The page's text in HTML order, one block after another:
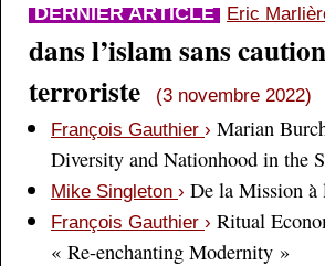
DERNIER ARTICLE Eric
dans l’islam sans
terroriste
(3 novembre 2022)
François Gauthier › Marian
Diversity and Nationhood in the
Mike Singleton › De la Mission à
François Gauthier › Ritual
« Re-enchanting Modernity »